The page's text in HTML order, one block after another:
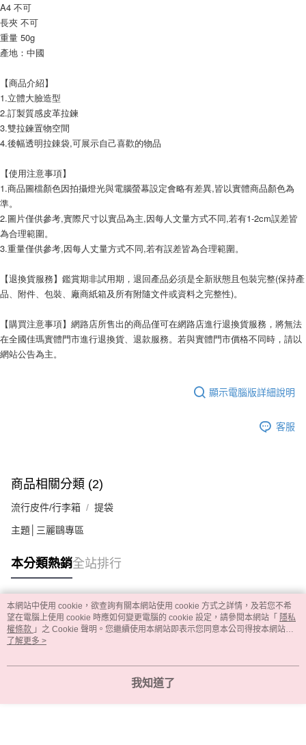
A4 不可
長夾 不可
重量 50g
產地：中國
【商品介紹】
1.立體大臉造型
2.訂製質感皮革拉鍊
3.雙拉鍊置物空間
4.後幅透明拉錬袋,可展示自己喜歡的物品
【使用注意事項】
1.商品圖檔顏色因拍攝燈光與電腦螢幕設定會略有差異,皆以實體商品顏色為
準。
2.圖片僅供參考,實際尺寸以實品為主,因每人文量方式不同,若有1-2cm誤差皆
為合理範圍。
3.重量僅供參考,因每人丈量方式不同,若有誤差皆為合理範圍。
【退換貨服務】鑑賞期非試用期，退回產品必須是全新狀態且包裝完整(保持產
品、附件、包裝、廠商紙箱及所有附隨文件或資料之完整性)。
【購買注意事項】網路店所售出的商品僅可在網路店進行退換貨服務，將無法
在全國佳瑪實體門市進行退換貨、退款服務。若與實體門市價格不同時，請以
網站公告為主。
顯示電腦版詳細說明
客服
商品相關分類 (2)
流行皮件/行李箱 提袋
主題│三麗鷗專區
本分類熱銷全站排行
熱門標籤
本網站中使用 cookie，欲查詢有關本網站使用 cookie 方式之詳情，及若您不希
望在電腦上使用 cookie 時應如何變更電腦的 cookie 設定，請參閱本網站「 隱私
權條款 」之 Cookie 聲明。您繼續使用本網站即表示您同意本公司得按本網站使
用條款之 Cookie 聲明使用 cookie。
了解更多 >
我知道了